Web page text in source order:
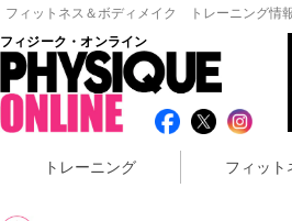
フィットネス＆ボディメイク トレーニング情
フィジーク・オンライン
トレーニング フィット